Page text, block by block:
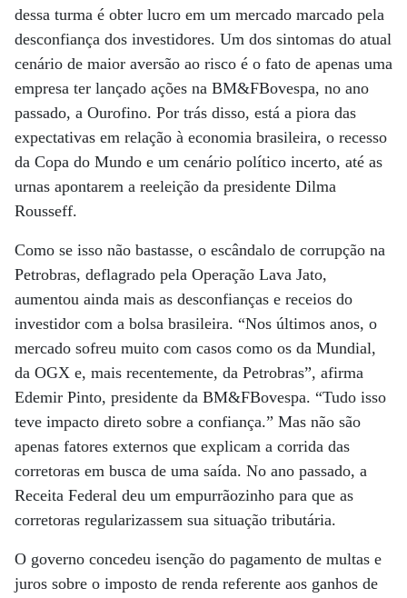
dessa turma é obter lucro em um mercado marcado pela
desconfiança dos investidores. Um dos sintomas do atual
cenário de maior aversão ao risco é o fato de apenas uma
empresa ter lançado ações na BM&FBovespa, no ano
passado, a Ourofino. Por trás disso, está a piora das
expectativas em relação à economia brasileira, o recesso
da Copa do Mundo e um cenário político incerto, até as
urnas apontarem a reeleição da presidente Dilma
Rousseff.
Como se isso não bastasse, o escândalo de corrupção na
Petrobras, deflagrado pela Operação Lava Jato,
aumentou ainda mais as desconfianças e receios do
investidor com a bolsa brasileira. “Nos últimos anos, o
mercado sofreu muito com casos como os da Mundial,
da OGX e, mais recentemente, da Petrobras”, afirma
Edemir Pinto, presidente da BM&FBovespa. “Tudo isso
teve impacto direto sobre a confiança.” Mas não são
apenas fatores externos que explicam a corrida das
corretoras em busca de uma saída. No ano passado, a
Receita Federal deu um empurrãozinho para que as
corretoras regularizassem sua situação tributária.
O governo concedeu isenção do pagamento de multas e
juros sobre o imposto de renda referente aos ganhos de